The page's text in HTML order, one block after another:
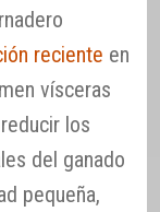
reciente en
vísceras
los
del ganado
pequeña,